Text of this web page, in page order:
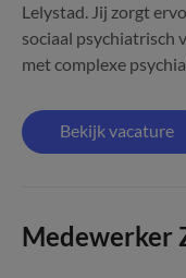
Lelystad. Jij zorgt
sociaal psychiatrisch
met complexe
Bekijk vacature
Medewerker